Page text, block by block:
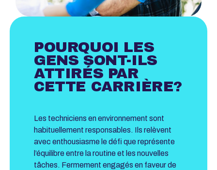
POURQUOI LES
GENS SONT-ILS
ATTIRÉS PAR
CETTE CARRIÈRE?
Les techniciens en environnement sont
habituellement responsables. Ils relèvent
avec enthousiasme le défi que représente
l’équilibre entre la routine et les nouvelles
tâches. Fermement engagés en faveur de